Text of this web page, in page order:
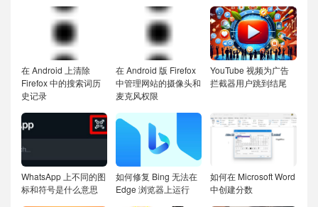
在 Android 上清除
Firefox 中的搜索词历
史记录
在 Android 版 Firefox
中管理网站的摄像头和
麦克风权限
YouTube 视频为广告
拦截器用户跳到结尾
WhatsApp 上不同的图
标和符号是什么意思
如何修复 Bing 无法在
Edge 浏览器上运行
如何在 Microsoft Word
中创建分数